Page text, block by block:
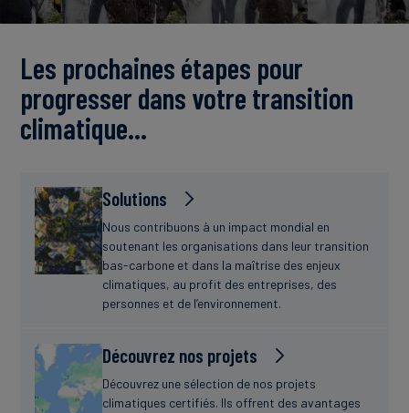
Les prochaines étapes pour
progresser dans votre transition
climatique…
Solutions
Nous contribuons à un impact mondial en
soutenant les organisations dans leur transition
bas-carbone et dans la maîtrise des enjeux
climatiques, au profit des entreprises, des
personnes et de l’environnement.
Découvrez nos projets
Découvrez une sélection de nos projets
climatiques certifiés. Ils offrent des avantages